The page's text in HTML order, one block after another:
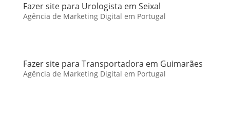
Fazer site para Urologista em Seixal
Agência de Marketing Digital em Portugal
Fazer site para Transportadora em Guimarães
Agência de Marketing Digital em Portugal